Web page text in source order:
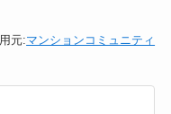
元:マンションコミュニティ